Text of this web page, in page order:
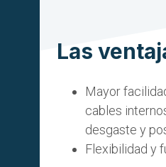
Las
Mayor
cables
desgaste y
Flexibilidad y